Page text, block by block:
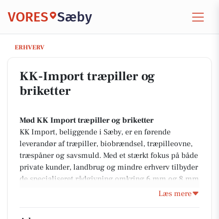
VORES Sæby
ERHVERV
KK-Import træpiller og briketter
KK-Import træpiller og
briketter
Mød KK Import træpiller og briketter
KK Import, beliggende i Sæby, er en førende
leverandør af træpiller, biobrændsel, træpilleovne,
træspåner og savsmuld. Med et stærkt fokus på både
private kunder, landbrug og mindre erhverv tilbyder
de specialiseret rådgivning omkring 6 mm og 8 mm
træpiller. Deres service inkluderer både hurtig
Læs mere